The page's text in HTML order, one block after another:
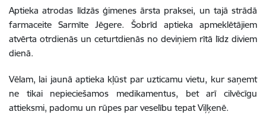
Aptieka atrodas līdzās ģimenes ārsta praksei, un tajā strādā
farmaceite Sarmīte Jēgere. Šobrīd aptieka apmeklētājiem
atvērta otrdienās un ceturtdienās no deviņiem rītā līdz diviem
dienā.
Vēlam, lai jaunā aptieka kļūst par uzticamu vietu, kur saņemt
ne tikai nepieciešamos medikamentus, bet arī cilvēcīgu
attieksmi, padomu un rūpes par veselību tepat Viļķenē.